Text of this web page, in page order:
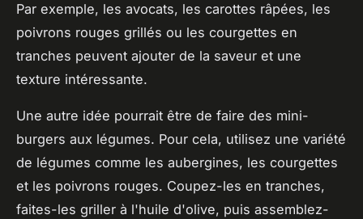
Par exemple, les avocats, les carottes râpées, les
poivrons rouges grillés ou les courgettes en
tranches peuvent ajouter de la saveur et une
texture intéressante.
Une autre idée pourrait être de faire des mini-
burgers aux légumes. Pour cela, utilisez une variété
de légumes comme les aubergines, les courgettes
et les poivrons rouges. Coupez-les en tranches,
faites-les griller à l'huile d'olive, puis assemblez-